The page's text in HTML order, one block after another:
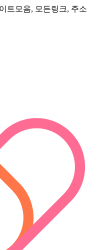
트모음, 모든링크, 주소